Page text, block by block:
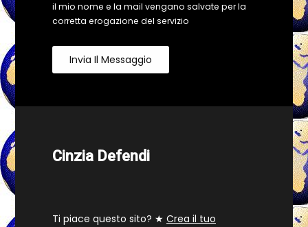
il mio nome e la mail vengano salvate per la
corretta erogazione del servizio
Invia Il Messaggio
Cinzia Defendi
Ti piace questo sito? ★ Crea il tuo